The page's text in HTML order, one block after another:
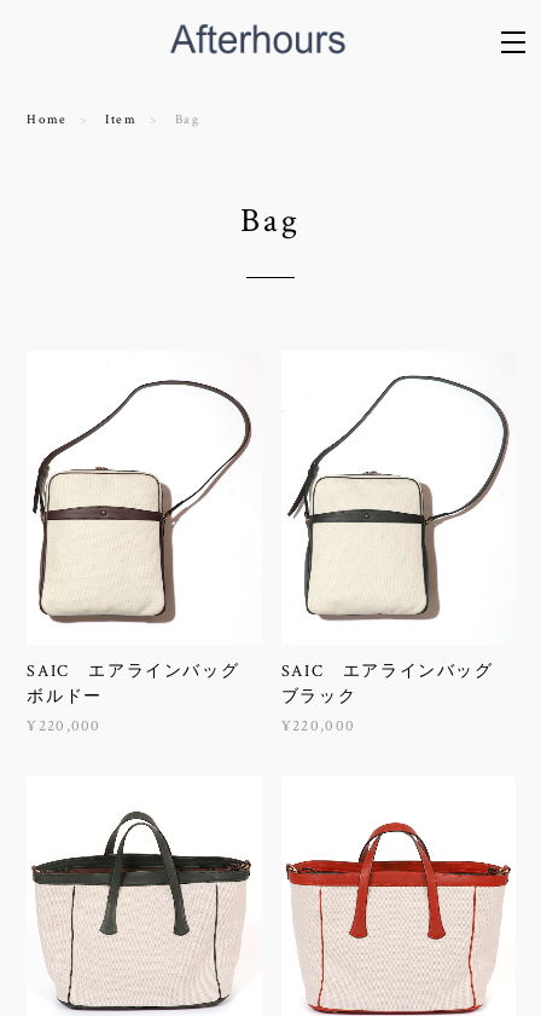
Home Item Bag
Bag
SAIC エアラインバッグ
ボルドー
¥220,000
SAIC エアラインバッグ
ブラック
¥220,000